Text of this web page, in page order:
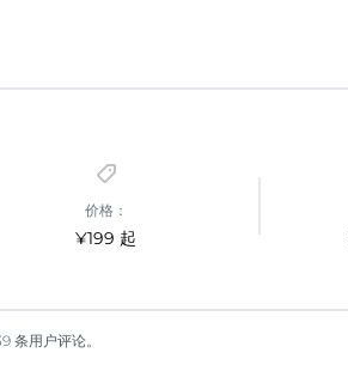
价格：
¥199 起
条用户评论。